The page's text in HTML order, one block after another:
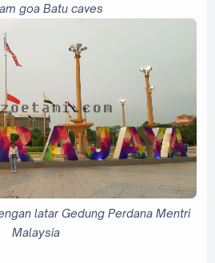
goa Batu caves
latar Gedung Perdana Mentri
Malaysia